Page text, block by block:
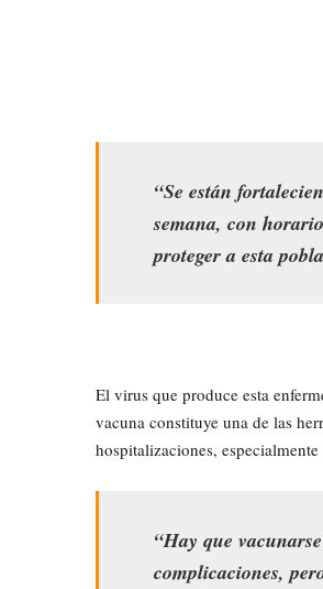
“Se están
semana, con
proteger a esta
El virus que produce esta
vacuna constituye una de las
hospitalizaciones,
​“Hay que
complicaciones,